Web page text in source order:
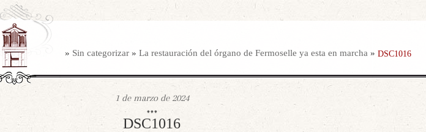
» Sin categorizar » La restauración del órgano de Fermoselle ya esta en marcha » DSC1016
1 de marzo de 2024
DSC1016